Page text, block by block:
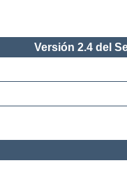
Versión 2.4 del